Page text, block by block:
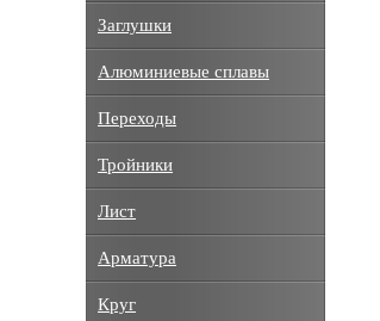
Заглушки
Алюминиевые сплавы
Переходы
Тройники
Лист
Арматура
Круг